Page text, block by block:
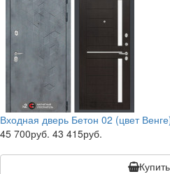
Входная дверь Бетон 02 (цвет
45 700руб. 43 415руб.
Купить